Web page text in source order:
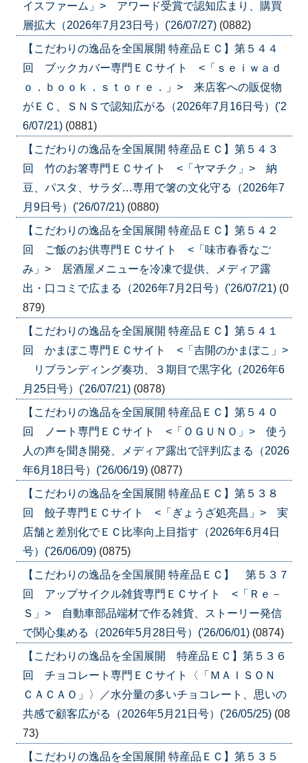
イスファーム」> アワード受賞で認知広まり、購買
層拡大（2026年7月23日号）('26/07/27) (0882)
【こだわりの逸品を全国展開 特産品ＥＣ】第５４４
回 ブックカバー専門ＥＣサイト <「ｓｅｉｗａｄ
ｏ．ｂｏｏｋ．ｓｔｏｒｅ．」> 来店客への販促物
がＥＣ、ＳＮＳで認知広がる（2026年7月16日号）('2
6/07/21) (0881)
【こだわりの逸品を全国展開 特産品ＥＣ】第５４３
回 竹のお箸専門ＥＣサイト <「ヤマチク」> 納
豆、パスタ、サラダ…専用で箸の文化守る（2026年7
月9日号）('26/07/21) (0880)
【こだわりの逸品を全国展開 特産品ＥＣ】第５４２
回 ご飯のお供専門ＥＣサイト <「味市春香なご
み」> 居酒屋メニューを冷凍で提供、メディア露
出・口コミで広まる（2026年7月2日号）('26/07/21) (0
879)
【こだわりの逸品を全国展開 特産品ＥＣ】第５４１
回 かまぼこ専門ＥＣサイト <「吉開のかまぼこ」>
リブランディング奏功、３期目で黒字化（2026年6
月25日号）('26/07/21) (0878)
【こだわりの逸品を全国展開 特産品ＥＣ】第５４０
回 ノート専門ＥＣサイト <「ＯＧＵＮＯ」> 使う
人の声を聞き開発、メディア露出で評判広まる（2026
年6月18日号）('26/06/19) (0877)
【こだわりの逸品を全国展開 特産品ＥＣ】第５３８
回 餃子専門ＥＣサイト <「ぎょうざ処亮昌」> 実
店舗と差別化でＥＣ比率向上目指す（2026年6月4日
号）('26/06/09) (0875)
【こだわりの逸品を全国展開 特産品ＥＣ】 第５３７
回 アップサイクル雑貨専門ＥＣサイト <「Ｒｅ－
Ｓ」> 自動車部品端材で作る雑貨、ストーリー発信
で関心集める（2026年5月28日号）('26/06/01) (0874)
【こだわりの逸品を全国展開 特産品ＥＣ】第５３６
回 チョコレート専門ＥＣサイト〈「ＭＡＩＳＯＮ
ＣＡＣＡＯ」〉／水分量の多いチョコレート、思いの
共感で顧客広がる（2026年5月21日号）('26/05/25) (08
73)
【こだわりの逸品を全国展開 特産品ＥＣ】第５３５